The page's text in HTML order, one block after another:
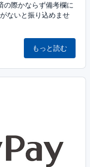
際かならず備考欄に
ないと振り込めませ
もっと読む